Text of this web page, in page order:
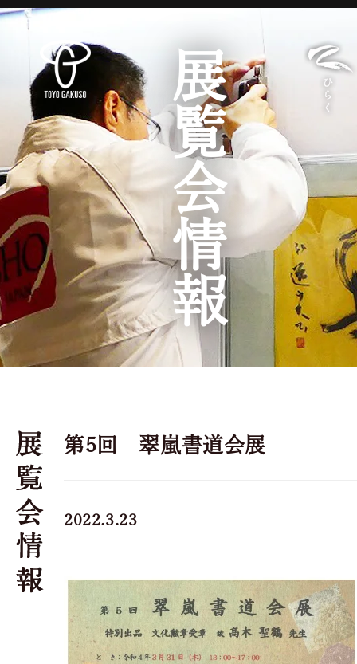
展覧会情報
第5回 翠嵐書道会展
2022.3.23